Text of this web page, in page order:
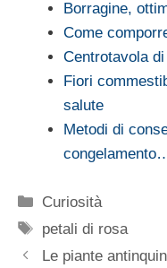
Borragine,
Come
Centrotavola
Fiori
salute
Metodi di
Categorie
Curiosità
Tag
petali di rosa
Le piante